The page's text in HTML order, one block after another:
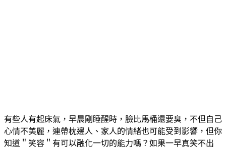
有些人有起床氣，早晨剛睡醒時，臉比馬桶還要臭，不但自己
心情不美麗，連帶枕邊人、家人的情緒也可能受到影響，但你
知道＂笑容＂有可以融化一切的能力嗎？如果一早真笑不出